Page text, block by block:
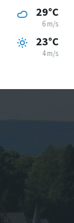
29°C
6 m/s
23°C
4 m/s